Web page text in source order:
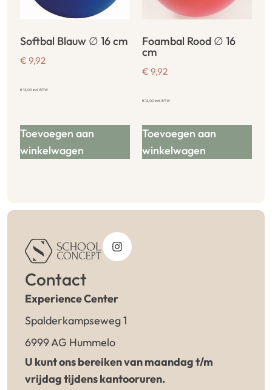
Softbal Blauw ∅ 16 cm
€ 9,92
€12,00incl. BTW
Toevoegen aan
winkelwagen
Foambal Rood ∅ 16
cm
€ 9,92
€12,00incl. BTW
Toevoegen aan
winkelwagen
Contact
Experience Center
Spalderkampseweg 1
6999 AG Hummelo
U kunt ons bereiken van maandag t/m
vrijdag tijdens kantooruren.